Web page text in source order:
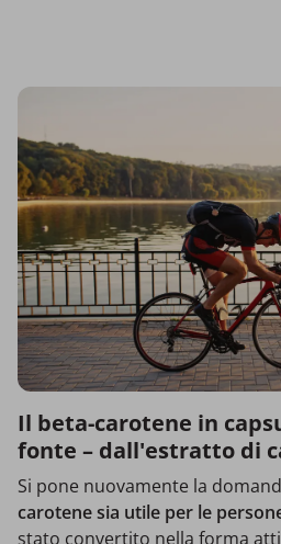
Il beta-carotene in
fonte – dall'estratto di
Si pone nuovamente la
carotene sia utile per le
stato convertito nella forma